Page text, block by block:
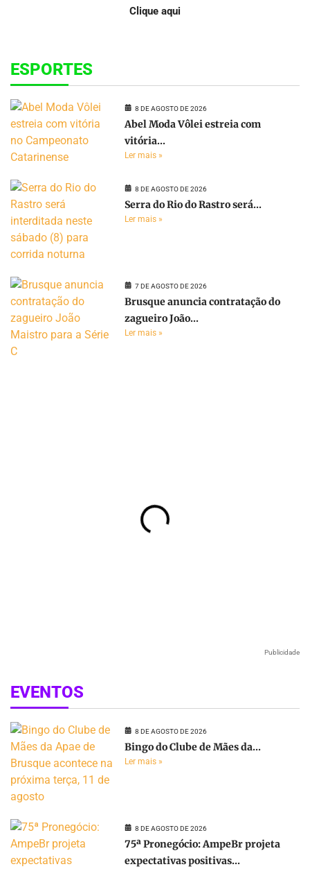
Clique aqui
ESPORTES
8 DE AGOSTO DE 2026
Abel Moda Vôlei estreia com
vitória...
Ler mais »
8 DE AGOSTO DE 2026
Serra do Rio do Rastro será...
Ler mais »
7 DE AGOSTO DE 2026
Brusque anuncia contratação do
zagueiro João...
Ler mais »
Publicidade
EVENTOS
8 DE AGOSTO DE 2026
Bingo do Clube de Mães da...
Ler mais »
8 DE AGOSTO DE 2026
75ª Pronegócio: AmpeBr projeta
expectativas positivas...